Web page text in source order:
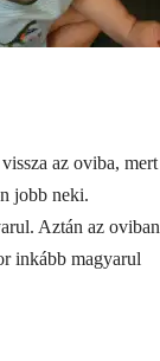
az oviba, mert
jobb neki.
Aztán az oviban
inkább magyarul